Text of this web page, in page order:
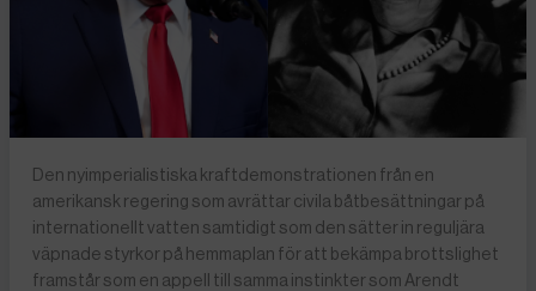
Den nyimperialistiska kraftdemonstrationen från en
amerikansk regering som avrättar civila båtbesättningar på
internationellt vatten samtidigt som den sätter in reguljära
väpnade styrkor på hemmaplan för att bekämpa brottslighet
framstår som en appell till samma instinkter som Arendt